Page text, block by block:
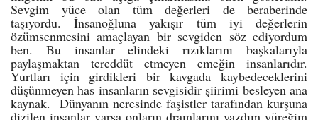
Sevgim yüce olan tüm değerleri de beraberinde
taşıyordu. İnsanoğluna yakışır tüm iyi değerlerin
özümsenmesini amaçlayan bir sevgiden söz ediyordum
ben. Bu insanlar elindeki rızıklarını başkalarıyla
paylaşmaktan tereddüt etmeyen emeğin insanlarıdır.
Yurtları için girdikleri bir kavgada kaybedeceklerini
düşünmeyen has insanların sevgisidir şiirimi besleyen ana
kaynak. Dünyanın neresinde faşistler tarafından kurşuna